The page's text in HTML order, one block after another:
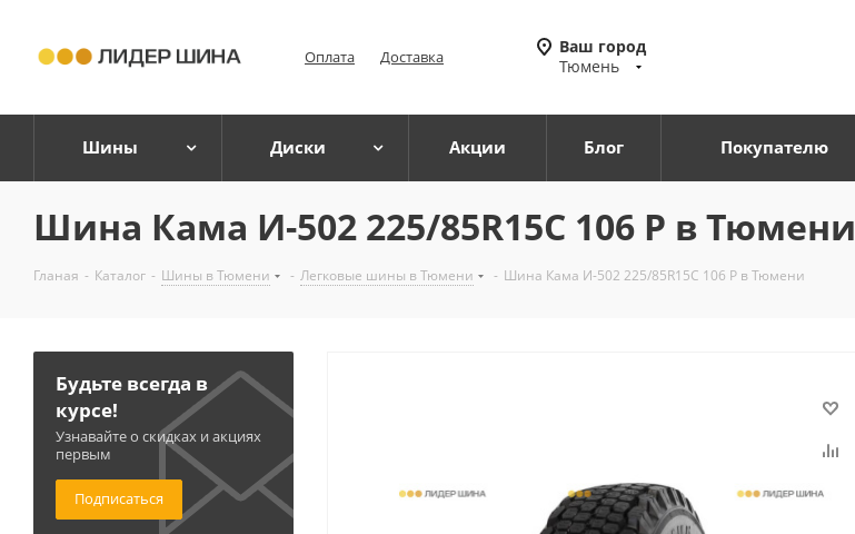
Оплата Доставка
Ваш город
Тюмень
Шины Диски Акции Блог Покупателю
Шина Кама И-502 225/85R15C 106 P в Тюмени
Гланая - Каталог - Шины в Тюмени - Легковые шины в Тюмени - Шина Кама И-502 225/85R15C 106 P в Тюмени
Будьте всегда в
курсе!
Узнавайте о скидках и акциях
первым
Подписаться